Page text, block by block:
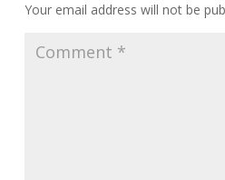
Your email address will not be